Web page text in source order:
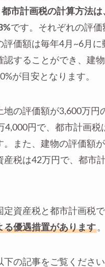
都市計画税の計算方法
です。それぞれの評
評価額は毎年4月~6月に
認することができ、建物
が目安となります。
地の評価額が3,600万円
4,000円で、都市計画税
。また、建物の評価額
産税は42万円で、都市
定資産税と都市計画税
る優遇措置があります。
下の記事をご覧ください